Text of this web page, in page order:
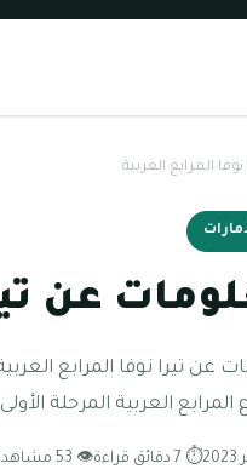
المرابع العربية
عن
عن تيرا نوفا المرابع
العربية المرحلة
⏱ 7 دقائق قراءة 👁 53 مشاهدة